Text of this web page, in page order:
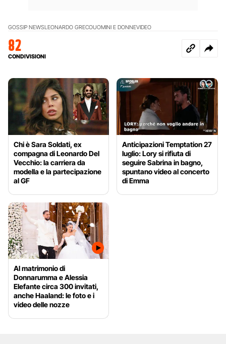
GOSSIP NEWSLEONARDO GRECOUOMINI E DONNEVIDEO
82
CONDIVISIONI
Chi è Sara Soldati, ex
compagna di Leonardo Del
Vecchio: la carriera da
modella e la partecipazione
al GF
Anticipazioni Temptation 27
luglio: Lory si rifiuta di
seguire Sabrina in bagno,
spuntano video al concerto
di Emma
Al matrimonio di
Donnarumma e Alessia
Elefante circa 300 invitati,
anche Haaland: le foto e i
video delle nozze